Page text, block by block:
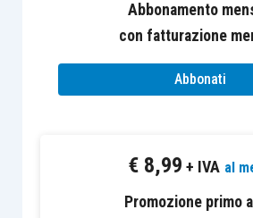
TRIBUTARI SU
Euroconference News e
abbonati di
Abbonamento
con fatturazione
Abbonati
€ 8,99 + IVA al
Promozione primo